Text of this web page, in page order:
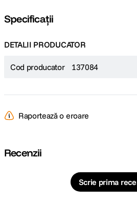
Specificații
DETALII PRODUCATOR
Cod producator 137084
Raportează o eroare
Recenzii
Scrie prima